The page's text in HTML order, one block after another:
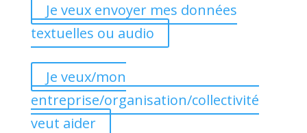
Je veux envoyer mes données
textuelles ou audio
Je veux/mon
entreprise/organisation/collectivité
veut aider